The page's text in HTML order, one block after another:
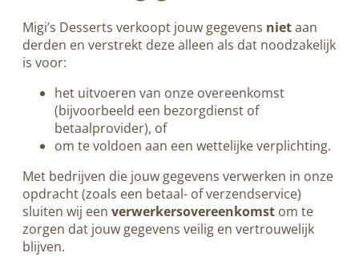
Migi’s Desserts verkoopt jouw gegevens nietaan
derden en verstrekt deze alleen als dat noodzakelijk
is voor:
het uitvoeren van onze overeenkomst
(bijvoorbeeld een bezorgdienst of
betaalprovider), of
om te voldoen aan een wettelijke verplichting.
Met bedrijven die jouw gegevens verwerken in onze
opdracht (zoals een betaal- of verzendservice)
sluiten wij een verwerkersovereenkomst om te
zorgen dat jouw gegevens veilig en vertrouwelijk
blijven.